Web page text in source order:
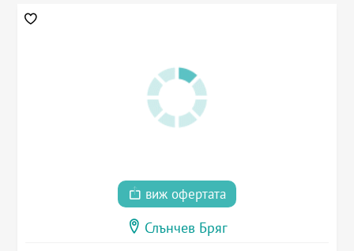
виж офертата
Слънчев Бряг